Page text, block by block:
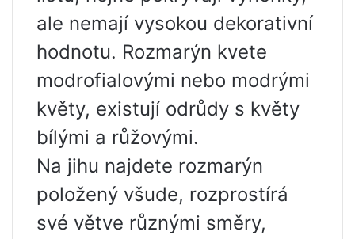
ale nemají vysokou dekorativní
hodnotu. Rozmarýn kvete
modrofialovými nebo modrými
květy, existují odrůdy s květy
bílými a růžovými.
Na jihu najdete rozmarýn
položený všude, rozprostírá
své větve různými směry,